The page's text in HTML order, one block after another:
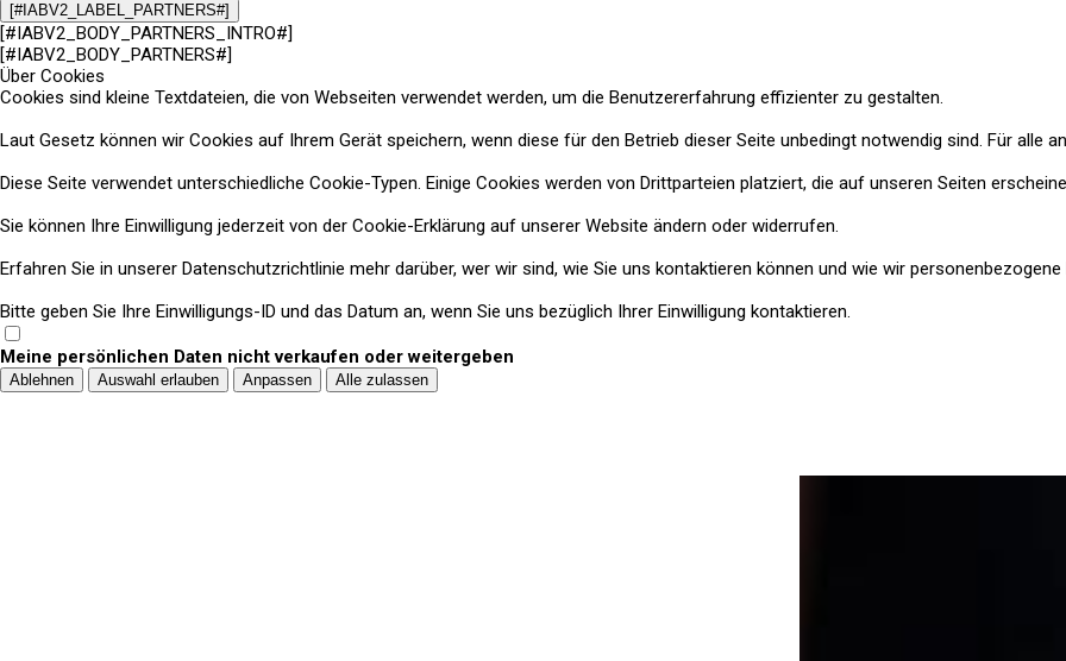
[#IABV2_LABEL_PARTNERS#]
[#IABV2_BODY_PARTNERS_INTRO#]
[#IABV2_BODY_PARTNERS#]
Über Cookies
Cookies sind kleine Textdateien, die von Webseiten verwendet werden, um die Benutzererfahrung effizienter zu gestalten.
Laut Gesetz können wir Cookies auf Ihrem Gerät speichern, wenn diese für den Betrieb dieser Seite unbedingt notwendig sind. Für alle
Diese Seite verwendet unterschiedliche Cookie-Typen. Einige Cookies werden von Drittparteien platziert, die auf unseren Seiten
Sie können Ihre Einwilligung jederzeit von der Cookie-Erklärung auf unserer Website ändern oder widerrufen.
Erfahren Sie in unserer Datenschutzrichtlinie mehr darüber, wer wir sind, wie Sie uns kontaktieren können und wie wir personenbezogene
Bitte geben Sie Ihre Einwilligungs-ID und das Datum an, wenn Sie uns bezüglich Ihrer Einwilligung kontaktieren.
Meine persönlichen Daten nicht verkaufen oder weitergeben
Ablehnen Auswahl erlauben Anpassen Alle zulassen